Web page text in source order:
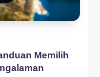
Memilih